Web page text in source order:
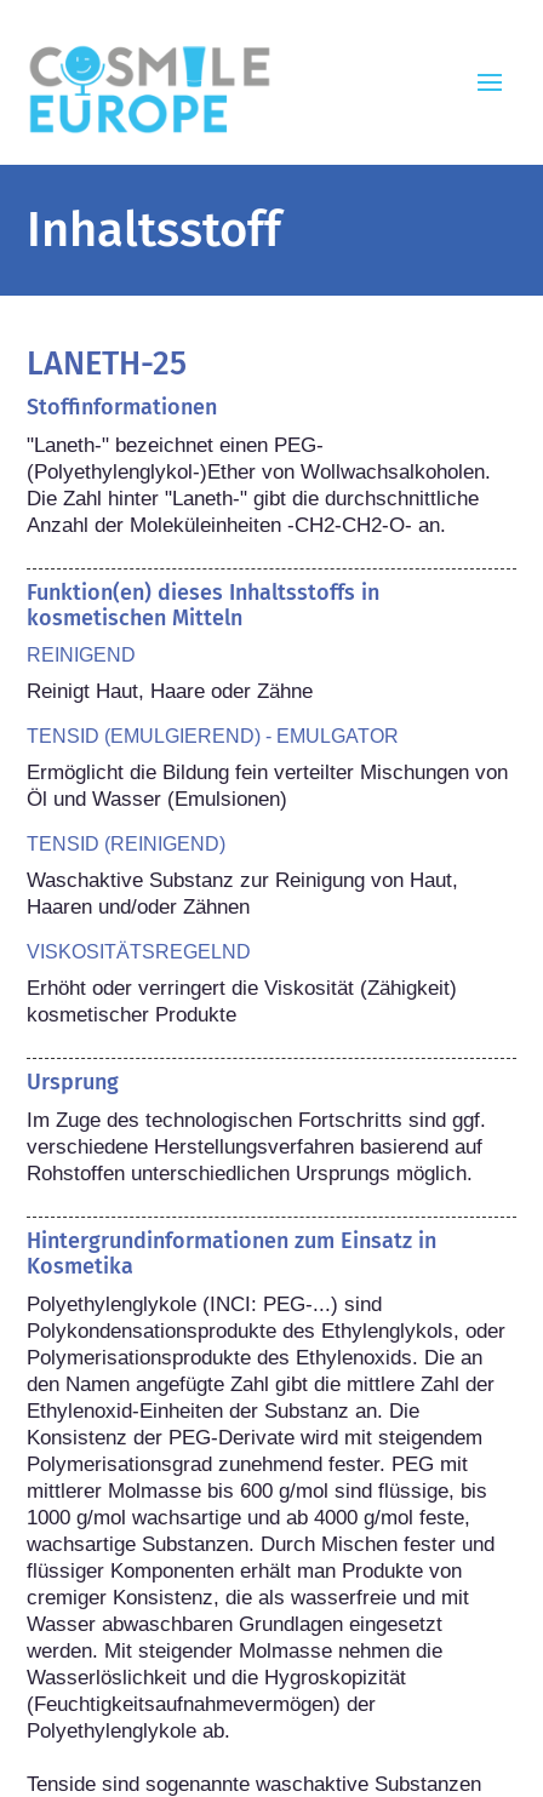
Inhaltsstoff
LANETH-25
Stoffinformationen
"Laneth-" bezeichnet einen PEG-
(Polyethylenglykol-)Ether von Wollwachsalkoholen.
Die Zahl hinter "Laneth-" gibt die durchschnittliche
Anzahl der Moleküleinheiten -CH2-CH2-O- an.
Funktion(en) dieses Inhaltsstoffs in
kosmetischen Mitteln
REINIGEND
Reinigt Haut, Haare oder Zähne
TENSID (EMULGIEREND) - EMULGATOR
Ermöglicht die Bildung fein verteilter Mischungen von
Öl und Wasser (Emulsionen)
TENSID (REINIGEND)
Waschaktive Substanz zur Reinigung von Haut,
Haaren und/oder Zähnen
VISKOSITÄTSREGELND
Erhöht oder verringert die Viskosität (Zähigkeit)
kosmetischer Produkte
Ursprung
Im Zuge des technologischen Fortschritts sind ggf.
verschiedene Herstellungsverfahren basierend auf
Rohstoffen unterschiedlichen Ursprungs möglich.
Hintergrundinformationen zum Einsatz in
Kosmetika
Polyethylenglykole (INCI: PEG-...) sind
Polykondensationsprodukte des Ethylenglykols, oder
Polymerisationsprodukte des Ethylenoxids. Die an
den Namen angefügte Zahl gibt die mittlere Zahl der
Ethylenoxid-Einheiten der Substanz an. Die
Konsistenz der PEG-Derivate wird mit steigendem
Polymerisationsgrad zunehmend fester. PEG mit
mittlerer Molmasse bis 600 g/mol sind flüssige, bis
1000 g/mol wachsartige und ab 4000 g/mol feste,
wachsartige Substanzen. Durch Mischen fester und
flüssiger Komponenten erhält man Produkte von
cremiger Konsistenz, die als wasserfreie und mit
Wasser abwaschbaren Grundlagen eingesetzt
werden. Mit steigender Molmasse nehmen die
Wasserlöslichkeit und die Hygroskopizität
(Feuchtigkeitsaufnahmevermögen) der
Polyethylenglykole ab.
Tenside sind sogenannte waschaktive Substanzen